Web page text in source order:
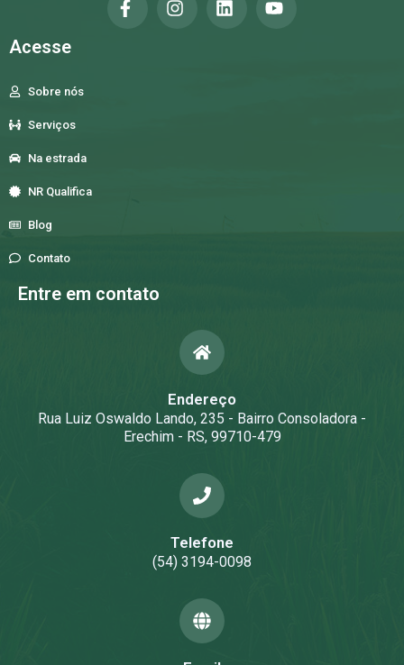
Acesse
Sobre nós
Serviços
Na estrada
NR Qualifica
Blog
Contato
Entre em contato
Endereço
Rua Luiz Oswaldo Lando, 235 - Bairro Consoladora -
Erechim - RS, 99710-479
Telefone
(54) 3194-0098